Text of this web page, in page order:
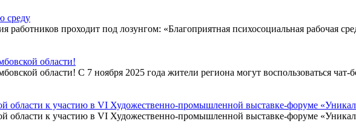
среду
работников проходит под лозунгом: «Благоприятная психосоциальная рабочая
области!
области! С 7 ноября 2025 года жители региона могут воспользоваться
области к участию в VI Художественно-промышленной выставке-форуме
области к участию в VI Художественно-промышленной выставке-форуме